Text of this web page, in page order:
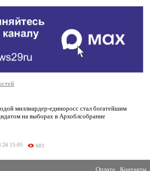
миллиардер-единоросс стал богатейшим
на выборах в Архоблсобрание
15:05 601
Оплата Контакты